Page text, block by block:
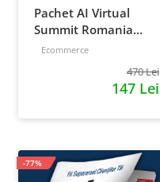
Pachet AI Virtual
Summit Romania
2026: inregistrari +
Ecommerce
470 Lei
147 Lei
-77%